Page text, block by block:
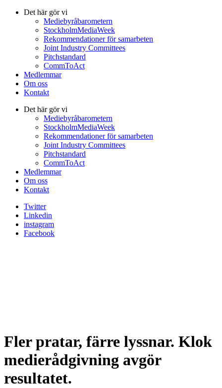
Det här gör vi
Mediebyråbarometern
StockholmMediaWeek
Rekommendationer för samarbeten
Joint Industry Committees
Pitchstandard
CommToAct
Medlemmar
Om oss
Kontakt
Det här gör vi
Mediebyråbarometern
StockholmMediaWeek
Rekommendationer för samarbeten
Joint Industry Committees
Pitchstandard
CommToAct
Medlemmar
Om oss
Kontakt
Twitter
Linkedin
instagram
Facebook
Fler pratar, färre lyssnar. Klok
medierådgivning avgör
resultatet.